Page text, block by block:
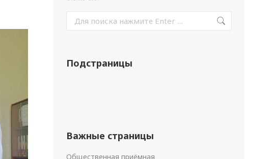
Подстраницы
Важные страницы
Общественная приёмная